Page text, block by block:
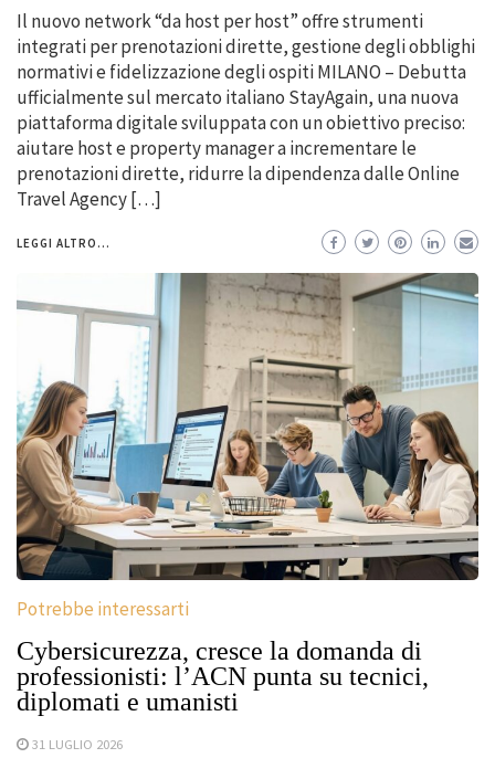
Il nuovo network “da host per host” offre strumenti
integrati per prenotazioni dirette, gestione degli obblighi
normativi e fidelizzazione degli ospiti MILANO – Debutta
ufficialmente sul mercato italiano StayAgain, una nuova
piattaforma digitale sviluppata con un obiettivo preciso:
aiutare host e property manager a incrementare le
prenotazioni dirette, ridurre la dipendenza dalle Online
Travel Agency […]
LEGGI ALTRO...
Potrebbe interessarti
Cybersicurezza, cresce la domanda di
professionisti: l’ACN punta su tecnici,
diplomati e umanisti
31 LUGLIO 2026